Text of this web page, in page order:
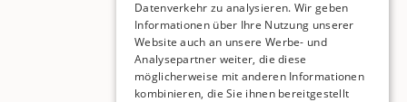
Datenverkehr zu analysieren. Wir geben
Informationen über Ihre Nutzung unserer
Website auch an unsere Werbe- und
Analysepartner weiter, die diese
möglicherweise mit anderen Informationen
kombinieren, die Sie ihnen bereitgestellt